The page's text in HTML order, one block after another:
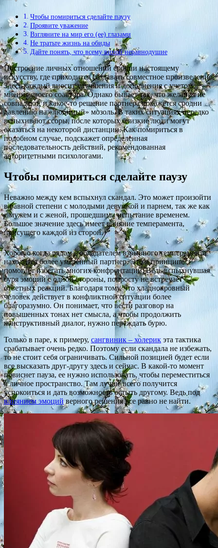
Чтобы помириться сделайте паузу
Проявите уважение
Взгляните на мир его (ее) глазами
Не тратьте жизнь на обиды
Дайте понять, что всему виной неравнодушие
Построение личных отношений сродни настоящему
искусству, где приходится создавать совместное произведение.
Здесь каждый вносит улучшения и дополнения с учетом
мнения своего соавтора. Однако бывает так, что желания не
совпадают, и какое-то решение партнера покажется сродни
давлению на «любимый» мозоль. В таких ситуациях нередко
вспыхивают ссоры, после которых близкие люди могут
оказаться на некоторой дистанции. Как помириться в
подобном случае, подскажет определенная
последовательность действий, рекомендованная
авторитетными психологами.
Чтобы помириться сделайте паузу
Неважно между кем вспыхнул скандал. Это может произойти
в равной степени с молодыми девушкой и парнем, так же как
с мужем и с женой, прошедшими испытание временем.
Большое значение здесь имеет влияние темперамента,
присущего каждой из сторон.
Хорошо когда рядом с обладателем взрывного темперамента
находится более умеренный партнер. Это в принципе
помогает избегать многих конфронтаций. Ведь вспыхнувшая
буря эмоций с одной стороны, попросту не встречает
ответных реакций. Благодаря тому, что хладнокровный
человек действует в конфликтной ситуации более
благоразумно. Он понимает, что вести разговор на
повышенных тонах нет смысла, а чтобы продолжить
конструктивный диалог, нужно переждать бурю.
Только в паре, к примеру, сангвиник – холерик эта тактика
срабатывает очень редко. Поэтому если скандала не избежать,
то не стоит себя ограничивать. Сильной позицией будет если
все высказать друг-другу здесь и сейчас. В какой-то момент
повиснет пауза, ее нужно использовать, чтобы переместиться
в личное пространство. Там лучше всего получится
успокоиться и дать возможность остыть другому. Ведь под
влиянием эмоцийверного решения все равно не найти.